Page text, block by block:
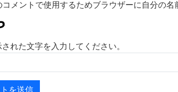
コメントで使用するためブラウザーに自分の名
された文字を入力してください。